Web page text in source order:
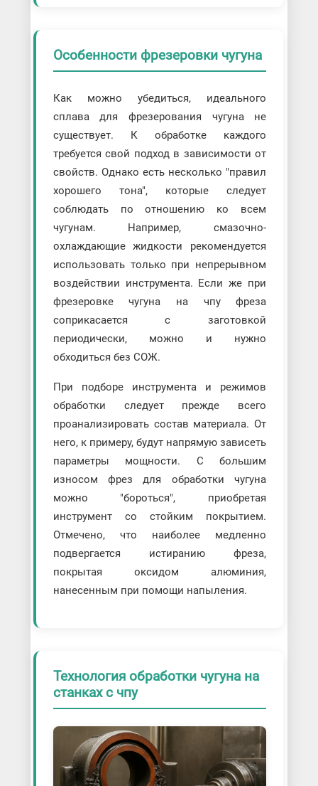
Особенности фрезеровки чугуна
Как можно убедиться, идеального
сплава для фрезерования чугуна не
существует. К обработке каждого
требуется свой подход в зависимости от
свойств. Однако есть несколько "правил
хорошего тона", которые следует
соблюдать по отношению ко всем
чугунам. Например, смазочно-
охлаждающие жидкости рекомендуется
использовать только при непрерывном
воздействии инструмента. Если же при
фрезеровке чугуна на чпу фреза
соприкасается с заготовкой
периодически, можно и нужно
обходиться без СОЖ.
При подборе инструмента и режимов
обработки следует прежде всего
проанализировать состав материала. От
него, к примеру, будут напрямую зависеть
параметры мощности. С большим
износом фрез для обработки чугуна
можно "бороться", приобретая
инструмент со стойким покрытием.
Отмечено, что наиболее медленно
подвергается истиранию фреза,
покрытая оксидом алюминия,
нанесенным при помощи напыления.
Технология обработки чугуна на
станках с чпу